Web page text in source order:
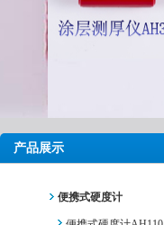
产品展示
便携式硬度计